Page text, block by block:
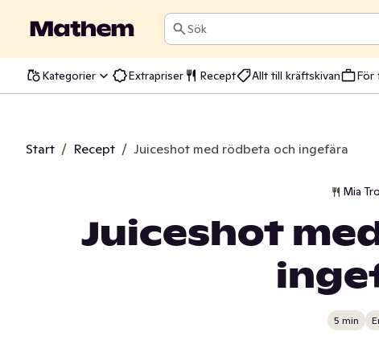
Sök
Kategorier Extrapriser Recept Allt till kräftskivan För
Start / Recept / Juiceshot med rödbeta och ingefära
Mia
Juiceshot
5 min